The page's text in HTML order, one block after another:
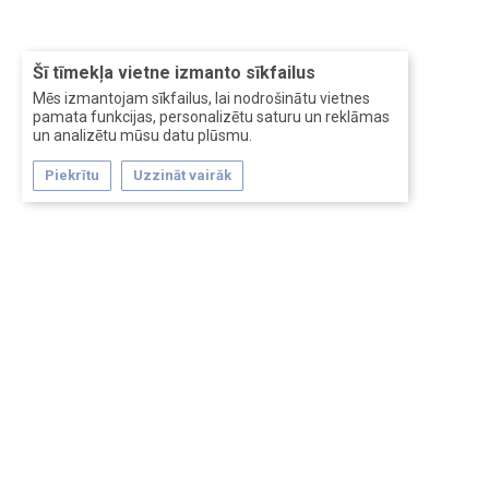
Šī tīmekļa vietne izmanto sīkfailus
Mēs izmantojam sīkfailus, lai nodrošinātu vietnes
pamata funkcijas, personalizētu saturu un reklāmas
un analizētu mūsu datu plūsmu.
Piekrītu Uzzināt vairāk